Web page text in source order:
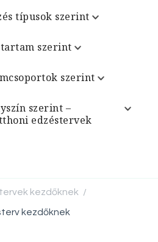
típusok szerint
szerint
szerint
szerint –
edzéstervek
kezdőknek /
kezdőknek